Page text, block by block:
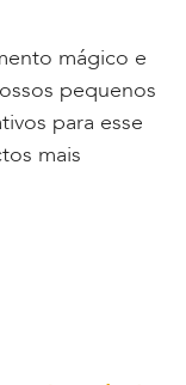
mágico e
pequenos
para esse
mais